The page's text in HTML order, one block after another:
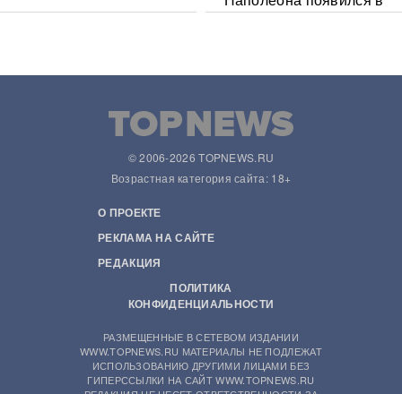
Сети
© 2006-2026 TOPNEWS.RU
Возрастная категория сайта: 18+
О ПРОЕКТЕ
РЕКЛАМА НА САЙТЕ
РЕДАКЦИЯ
ПОЛИТИКА
КОНФИДЕНЦИАЛЬНОСТИ
РАЗМЕЩЕННЫЕ В СЕТЕВОМ ИЗДАНИИ
WWW.TOPNEWS.RU МАТЕРИАЛЫ НЕ ПОДЛЕЖАТ
ИСПОЛЬЗОВАНИЮ ДРУГИМИ ЛИЦАМИ БЕЗ
ГИПЕРССЫЛКИ НА САЙТ WWW.TOPNEWS.RU